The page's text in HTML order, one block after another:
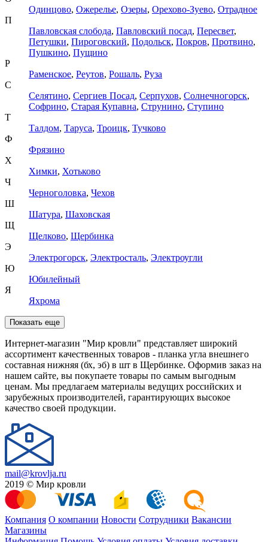
Одинцово, Ожерелье, Озеры, Орехово-Зуево, Отрадное
П
Павловская слобода, Павловский посад, Пересвет,
Петушки, Пироговский, Подольск, Покров, Протвино,
Пушкино, Пущино
Р
Раменское, Реутов, Рошаль, Руза
С
Селятино, Сергиев Посад, Серпухов, Солнечногорск,
Софрино, Старая Купавна, Струнино, Ступино
Т
Талдом, Таруса, Троицк, Тучково
Ф
Фрязино
Х
Химки, Хотьково
Ч
Черноголовка, Чехов
Ш
Шатура, Шаховская
Щ
Щелково, Щербинка
Э
Электрогорск, Электросталь, Электроугли
Ю
Юбилейный
Я
Яхрома
Показать еще
Интернет-магазин "Мир кровли" представляет широкий
ассортимент качественных товаров - планка угла внешнего
составная нижняя (бх, эб) в шт в Щербинке. Оформив заказ на
нашем сайте, вы покупаете товары по самым выгодным
ценам. Мы предлагаем материалы ведущих российских и
зарубежных производителей, гарантирующих высокое
качество своей продукции.
mail@krovlja.ru
2019 © Мир кровли
Компания О компании Новости Сотрудники Вакансии
Магазины